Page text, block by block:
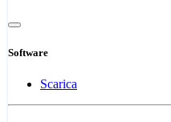
Software
Scarica